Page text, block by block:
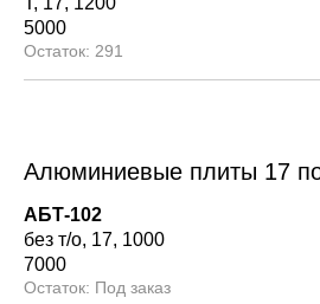
5000
291
Алюминиевые плиты 17
АБТ-102
без т/о 17 1000
7000
Под заказ